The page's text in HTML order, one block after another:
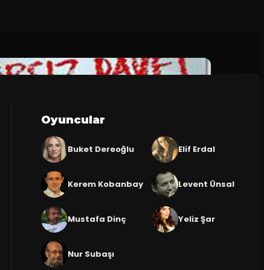
Oyuncular
Buket Dereoğlu Elif Erdal
Kerem Kobanbay Levent Ünsal
Mustafa Dinç Yeliz Şar
Nur Subaşı